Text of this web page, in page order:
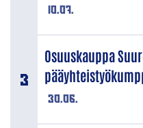
10.07.
30.06.
Osuuskauppa